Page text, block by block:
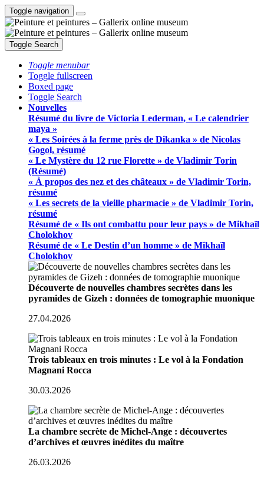
Toggle navigation
Toggle Search
Toggle menubar
Toggle fullscreen
Boxed page
Toggle Search
Nouvelles
Résumé du livre de Victoria Lederman, « Le calendrier
maya »
« Les Soirées à la ferme près de Dikanka » de Nicolas
Gogol, résumé
« Le Mystère du 12 rue Florette » de Vladimir Torin
(Résumé)
« À propos des nez et des châteaux » de Vladimir Torin,
résumé
« Les secrets de la vieille pharmacie » de Vladimir Torin,
résumé
Résumé de « Ils ont combattu pour leur pays » de Mikhaïl
Cholokhov
Résumé de « Le Destin d’un homme » de Mikhaïl
Cholokhov
Découverte de nouvelles chambres secrètes dans les
pyramides de Gizeh : données de tomographie muonique
27.04.2026
Trois tableaux en trois minutes : Le vol à la Fondation
Magnani Rocca
30.03.2026
La chambre secrète de Michel-Ange : découvertes
d’archives et œuvres inédites du maître
26.03.2026